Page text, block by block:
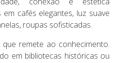
em cafés elegantes, luz suave
roupas sofisticadas.
que remete ao conhecimento.
em bibliotecas históricas ou